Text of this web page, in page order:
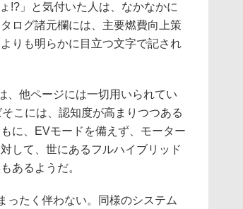
!?」と気付いた人は、なかなかに
ログ諸元欄には、主要燃費向上策
りも明らかに目立つ文字で記され
、他ページには一切用いられてい
こには、認知度が高まりつつある
に、EVモードを備えず、モーター
して、世にあるフルハイブリッド
あるようだ。
ったく伴わない。同様のシステム